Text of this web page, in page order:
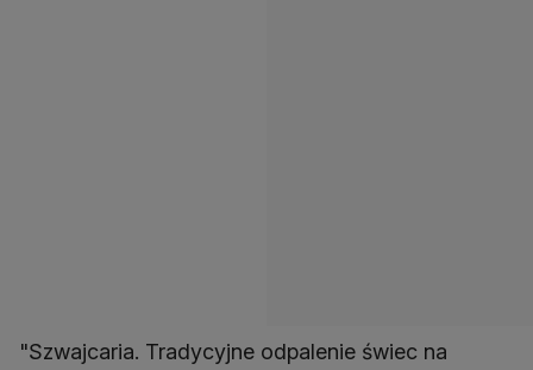
"Szwajcaria. Tradycyjne odpalenie świec na